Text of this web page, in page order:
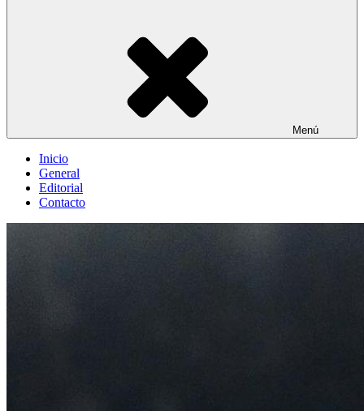
Menú
Inicio
General
Editorial
Contacto